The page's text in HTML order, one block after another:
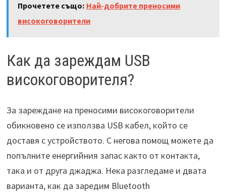
Прочетете също: Най-добрите преносими
високоговорители
Как да зареждам USB
високоговорителя?
За зареждане на преносими високоговорители
обикновено се използва USB кабел, който се
доставя с устройството. С негова помощ можете да
попълните енергийния запас както от контакта,
така и от друга джаджа. Нека разгледаме и двата
варианта, как да заредим Bluetooth